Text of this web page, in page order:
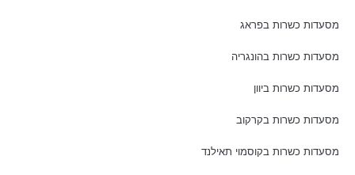
מסעדות כשרות בפראג
מסעדות כשרות בהונגריה
מסעדות כשרות ביוון
מסעדות כשרות בקרקוב
מסעדות כשרות בקוסמוי תאילנד